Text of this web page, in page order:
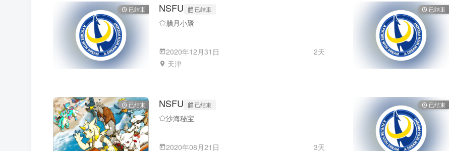
已结束 NSFU 已结束
腊月小聚
2020年12月31日
2天
天津
已结束
已结束 NSFU 已结束
沙海秘宝
2020年08月21日 3天
已结束